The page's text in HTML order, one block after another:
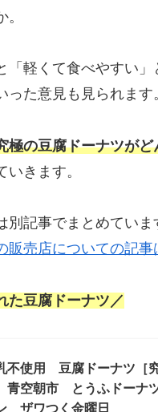
「軽くて食べやすい
た意見も見られます
極の豆腐ドーナツが
きます。
記事でまとめていま
販売店についての記事
た豆腐ドーナツ／
不使用 豆腐ドーナツ［
空朝市 とうふドーナ
ザワつく金曜日